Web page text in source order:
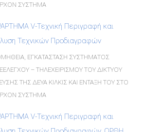
ΣΥΣΤΗΜΑ
V-Τεχνική Περιγραφή και
Τεχνικών Προδιαγραφών
ΕΓΚΑΤΑΣΤΑΣΗ ΣΥΣΤΗΜΑΤΟΣ
– ΤΗΛΕΧΕΙΡΙΣΜΟΥ ΤΟΥ ΔΙΚΤΥΟΥ
ΤΗΣ ΔΕΥΑ ΚΙΛΚΙΣ ΚΑΙ ΕΝΤΑΞΗ ΤΟΥ ΣΤΟ
ΣΥΣΤΗΜΑ
V-Τεχνική Περιγραφή και